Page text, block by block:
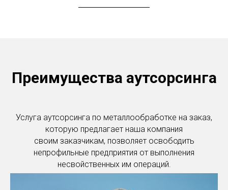
Преимущества аутсорсинга
Услуга аутсорсинга по металлообработке на заказ,
которую предлагает наша компания
своим заказчикам, позволяет освободить
непрофильные предприятия от выполнения
несвойственных им операций.